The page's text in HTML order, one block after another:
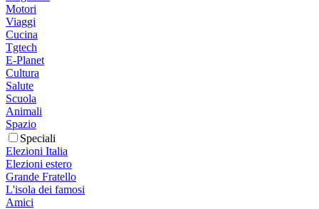
Motori
Viaggi
Cucina
Tgtech
E-Planet
Cultura
Salute
Scuola
Animali
Spazio
Speciali
Elezioni Italia
Elezioni estero
Grande Fratello
L'isola dei famosi
Amici